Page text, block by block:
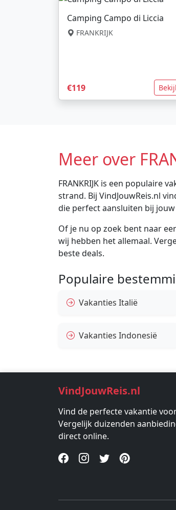
Camping Campo di Liccia
FRANKRIJK
€119
Meer over
FRANKRIJK is een populaire
strand. Bij VindJouwReis.nl
die perfect aansluiten bij
Of je nu op zoek bent naar
wij hebben het allemaal.
beste deals.
Populaire
Vakanties Italië
Vakanties Indonesië
VindJouwReis.nl
Vind de perfecte vakantie
Vergelijk duizenden
direct online.